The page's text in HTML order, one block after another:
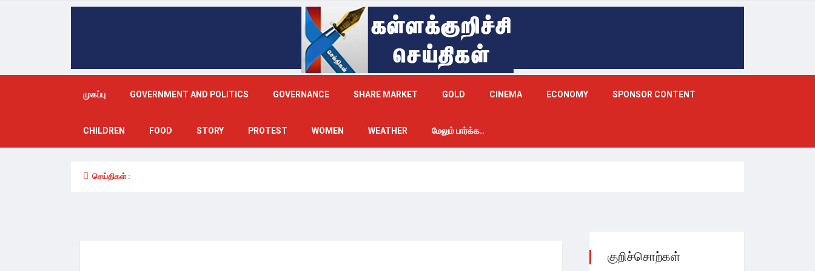
முகப்பு GOVERNMENT AND POLITICS GOVERNANCE SHARE MARKET GOLD CINEMA ECONOMY SPONSOR CONTENT
CHILDREN FOOD STORY PROTEST WOMEN WEATHER மேலும் பார்க்க..
செய்திகள் :
குறிச்சொற்கள்